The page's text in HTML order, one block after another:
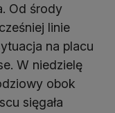
Od środy
linie
na placu
W niedzielę
obok
sięgała